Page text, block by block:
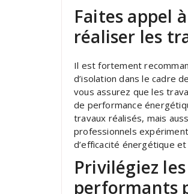
Faites appel
réaliser les
Il est fortement
d’isolation dans le cadre
vous assurez que les
de performance
travaux réalisés, mais
professionnels
d’efficacité énergétique
Privilégiez
performants